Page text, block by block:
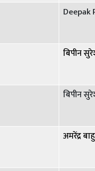
Deepak
बिपीन
बिपीन
अमरेंद्र